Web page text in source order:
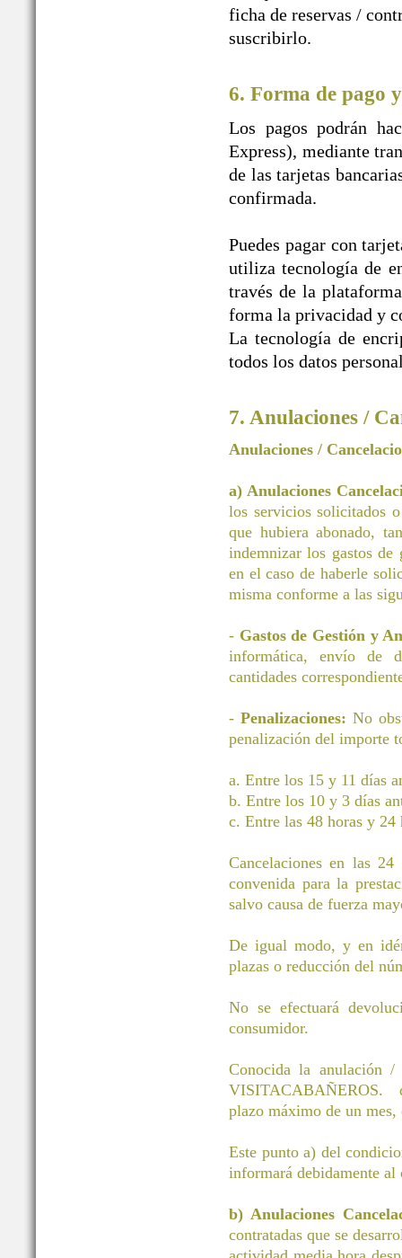
ficha de reservas /
suscribirlo.
6. Forma de pago
Los pagos podrán
Express), mediante
de las tarjetas
confirmada.
Puedes pagar con
utiliza tecnología de
través de la
forma la privacidad y
La tecnología de
todos los datos
7. Anulaciones /
Anulaciones /
a) Anulaciones
los servicios solicitados
que hubiera abonado,
indemnizar los gastos
en el caso de haberle
misma conforme a las
- Gastos de Gestión y
informática, envío de
cantidades
- Penalizaciones: No
penalización del importe
a. Entre los 15 y 11 días
b. Entre los 10 y 3 días
c. Entre las 48 horas y
Cancelaciones en las
convenida para la
salvo causa de fuerza
De igual modo, y en
plazas o reducción del
No se efectuará
consumidor.
Conocida la anulación
VISITACABAÑEROS.
plazo máximo de un
Este punto a) del
informará debidamente
b) Anulaciones
contratadas que se